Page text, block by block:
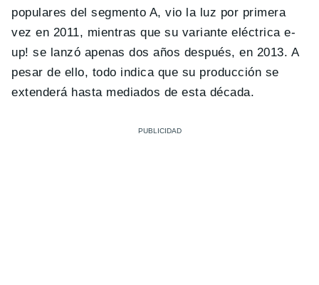
populares del segmento A, vio la luz por primera
vez en 2011, mientras que su variante eléctrica e-
up! se lanzó apenas dos años después, en 2013. A
pesar de ello, todo indica que su producción se
extenderá hasta mediados de esta década.